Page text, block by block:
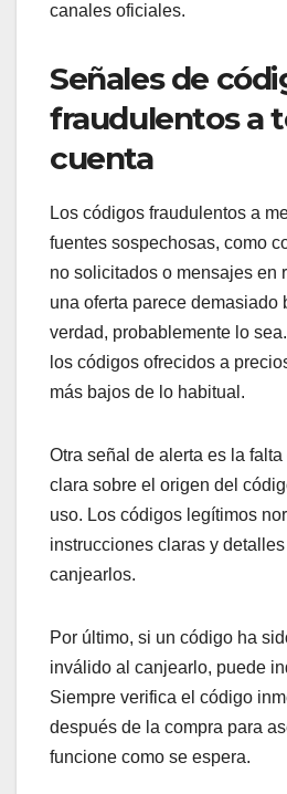
canales oficiales.
Señales de
fraudulentos a
cuenta
Los códigos fraudulentos a
fuentes sospechosas, como
no solicitados o mensajes en
una oferta parece demasiado
verdad, probablemente lo
los códigos ofrecidos a
más bajos de lo habitual.
Otra señal de alerta es la
clara sobre el origen del
uso. Los códigos legítimos
instrucciones claras y
canjearlos.
Por último, si un código ha
inválido al canjearlo, puede
Siempre verifica el código
después de la compra para
funcione como se espera.